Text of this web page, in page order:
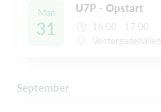
Man
31
U7P - Opstart
16:00 - 17:00
Vestergadehallen
September